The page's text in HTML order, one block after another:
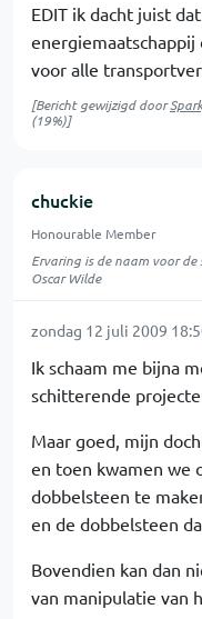
EDIT ik dacht juist
voor alle
[Bericht gewijzigd door
(19%)]
chuckie
Honourable Member
Ervaring is de naam voor
Oscar Wilde
zondag 12 juli 2009
Ik schaam me bijna
schitterende
Maar goed, mijn
en toen kwamen we
dobbelsteen te
en de dobbelsteen
Bovendien kan dan
van manipulatie van